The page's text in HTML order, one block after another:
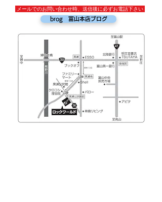
​メールでのお問い合わせ時、送信後に必ずお電話下さい
brog 富山本店ブログ